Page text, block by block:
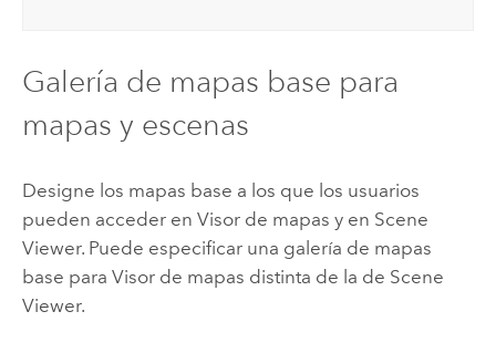
Galería de mapas base para
mapas y escenas
Designe los mapas base a los que los usuarios
pueden acceder en Visor de mapas y en Scene
Viewer. Puede especificar una galería de mapas
base para Visor de mapas distinta de la de Scene
Viewer.